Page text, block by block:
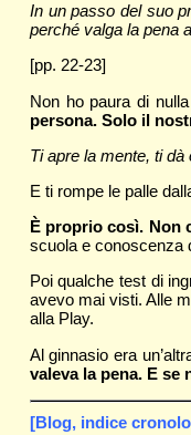
In un passo del suo
perché valga la pena
[pp. 22-23]
Non ho paura di
persona. Solo il
Ti apre la mente, ti
E ti rompe le palle
È proprio così. Non
scuola e conoscenza
Poi qualche test di
avevo mai visti. Alle
alla Play.
Al ginnasio era
valeva la pena. E
[Blog, indice